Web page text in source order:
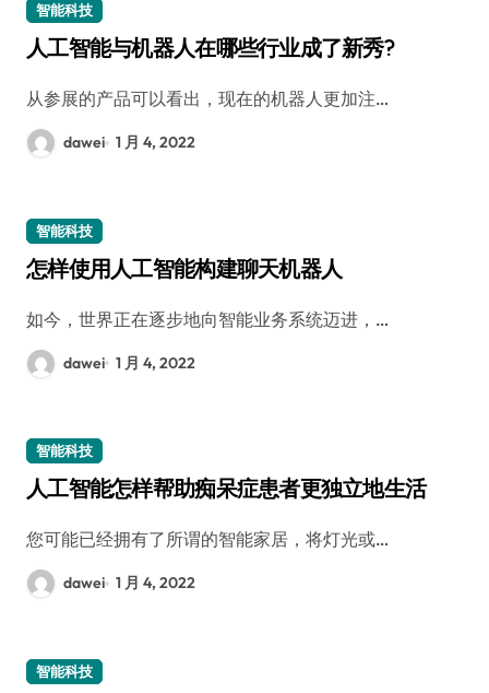
智能科技
人工智能与机器人在哪些行业成了新秀?
从参展的产品可以看出，现在的机器人更加注…
dawei 1 月 4, 2022
智能科技
怎样使用人工智能构建聊天机器人
如今，世界正在逐步地向智能业务系统迈进，…
dawei 1 月 4, 2022
智能科技
人工智能怎样帮助痴呆症患者更独立地生活
您可能已经拥有了所谓的智能家居，将灯光或…
dawei 1 月 4, 2022
智能科技